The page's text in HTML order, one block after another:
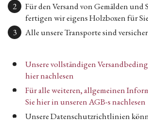
Für den Versand von Gemälden und
fertigen wir eigens Holzboxen für
Alle unsere Transporte sind
Unsere vollständigen
hier nachlesen
Für alle weiteren, allgemeinen
Sie hier in unseren AGB-s nachlesen
Unsere Datenschutzrichtlinien